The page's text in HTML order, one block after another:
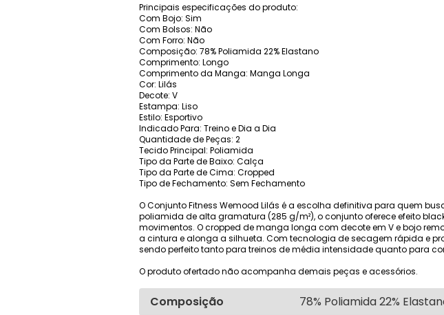
Principais especificações do produto:
Com Bojo: Sim
Com Bolsos: Não
Com Forro: Não
Composição: 78% Poliamida 22% Elastano
Comprimento: Longo
Comprimento da Manga: Manga Longa
Cor: Lilás
Decote: V
Estampa: Liso
Estilo: Esportivo
Indicado Para: Treino e Dia a Dia
Quantidade de Peças: 2
Tecido Principal: Poliamida
Tipo da Parte de Baixo: Calça
Tipo da Parte de Cima: Cropped
Tipo de Fechamento: Sem Fechamento
O Conjunto Fitness Wemood Lilás é a escolha definitiva para quem
poliamida de alta gramatura (285 g/m²), o conjunto oferece efeito
movimentos. O cropped de manga longa com decote em V e bojo
a cintura e alonga a silhueta. Com tecnologia de secagem rápida e
sendo perfeito tanto para treinos de média intensidade quanto para
O produto ofertado não acompanha demais peças e acessórios.
Composição
78% Poliamida 22%